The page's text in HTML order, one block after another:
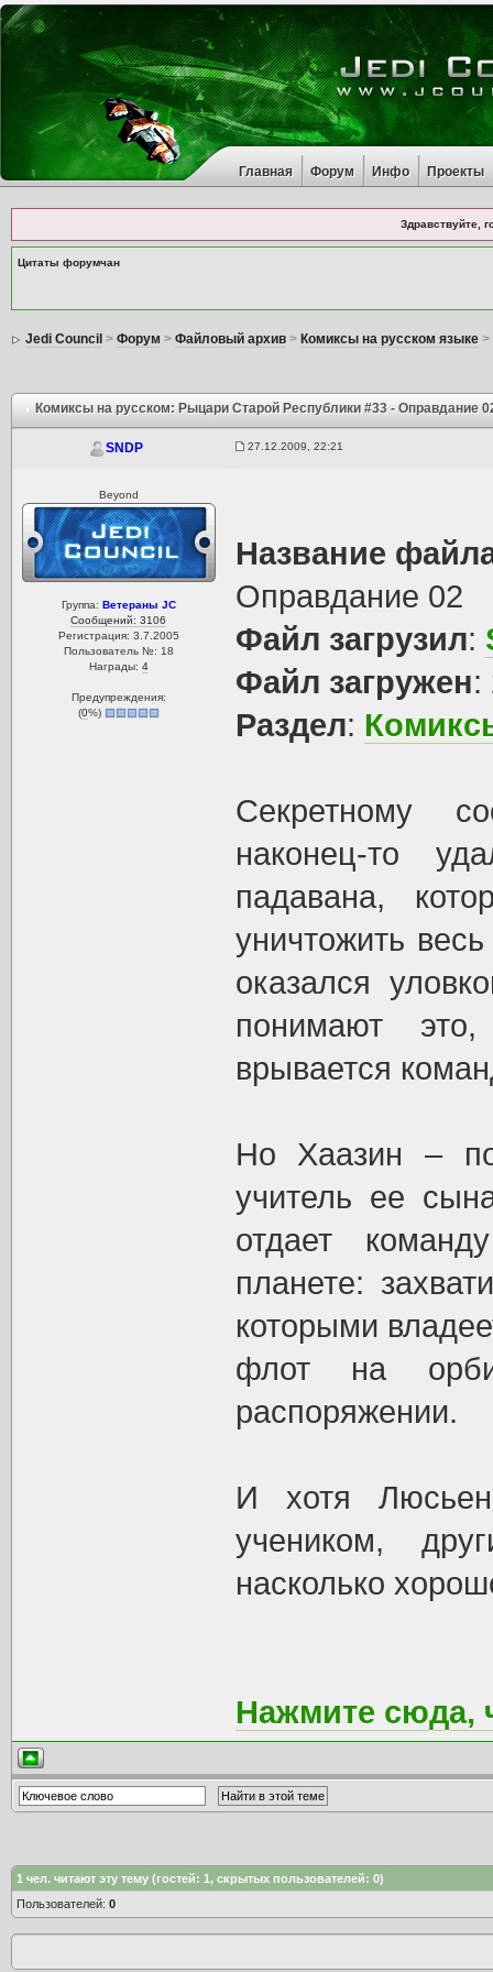
Главная Форум Инфо Проекты
Здравствуйте,
Цитаты форумчан
Jedi Council > Форум > Файловый архив> Комиксы на русском языке>
Комиксы на русском: Рыцари Старой Республики #33 - Оправдание
SNDP 27.12.2009, 22:21
Beyond
Группа: Ветераны JC
Сообщений: 3106
Регистрация: 3.7.2005
Пользователь №: 18
Награды: 4
Предупреждения:
(0%)
Название
Оправдание 02
Файл загрузил:
Файл загружен:
Раздел:
Секретному
наконец-то
падавана,
уничтожить
оказался
понимают
врывается
Но Хаазин –
учитель ее
отдает
планете:
которыми
флот на
распоряжении.
И хотя Люсьен
учеником,
насколько
Нажмите сюда,
1 чел. читают эту тему (гостей: 1, скрытых пользователей: 0)
Пользователей: 0